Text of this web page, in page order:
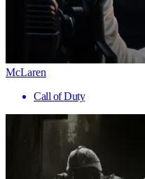
McLaren
Call of Duty